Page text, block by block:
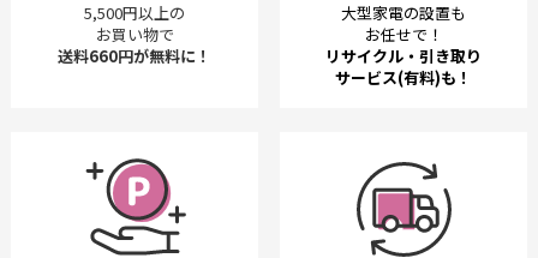
5,500円以上の
お買い物で
送料660円が無料に！
大型家電の設置も
お任せで！
リサイクル・引き取り
サービス(有料)も！